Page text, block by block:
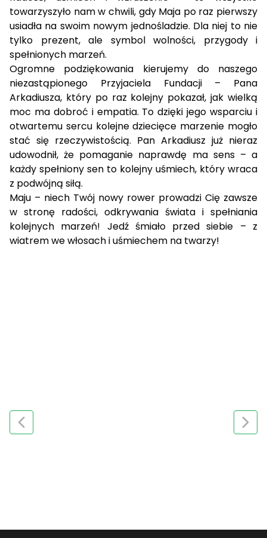
towarzyszyło nam w chwili, gdy Maja po raz pierwszy
usiadła na swoim nowym jednośladzie. Dla niej to nie
tylko prezent, ale symbol wolności, przygody i
spełnionych marzeń.
Ogromne podziękowania kierujemy do naszego
niezastąpionego Przyjaciela Fundacji – Pana
Arkadiusza, który po raz kolejny pokazał, jak wielką
moc ma dobroć i empatia. To dzięki jego wsparciu i
otwartemu sercu kolejne dziecięce marzenie mogło
stać się rzeczywistością. Pan Arkadiusz już nieraz
udowodnił, że pomaganie naprawdę ma sens – a
każdy spełniony sen to kolejny uśmiech, który wraca
z podwójną siłą.
Maju – niech Twój nowy rower prowadzi Cię zawsze
w stronę radości, odkrywania świata i spełniania
kolejnych marzeń! Jedź śmiało przed siebie – z
wiatrem we włosach i uśmiechem na twarzy!